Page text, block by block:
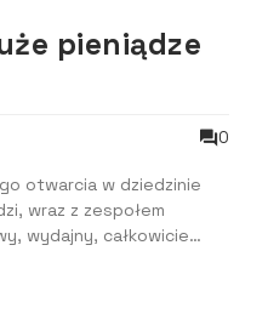
pieniądze
0
otwarcia w dziedzinie
wraz z zespołem
wydajny, całkowicie